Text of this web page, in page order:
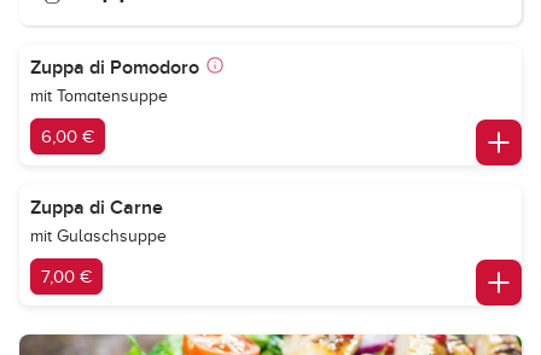
Zuppa di Pomodoro
mit Tomatensuppe
6,00 €
Zuppa di Carne
mit Gulaschsuppe
7,00 €